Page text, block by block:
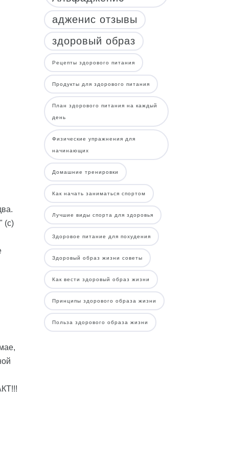
(с)
адженис отзывы
здоровый образ
Рецепты здорового питания
Продукты для здорового питания
План здорового питания на каждый
день
Физические упражнения для
начинающих
Домашние тренировки
Как начать заниматься спортом
Лучшие виды спорта для здоровья
Здоровое питание для похудения
Здоровый образ жизни советы
Как вести здоровый образ жизни
Принципы здорового образа жизни
Польза здорового образа жизни